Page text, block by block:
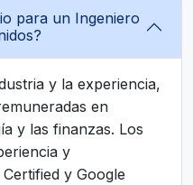
para un Ingeniero
y la experiencia,
en
y las finanzas. Los
y
y Google